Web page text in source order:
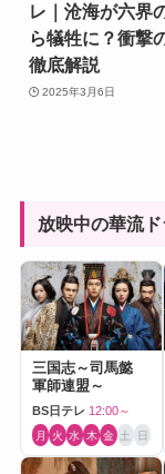
レ｜沧海が六界
ら犠牲に？衝撃
徹底解説
2025年3月6日
放映中の華流ド
三国志～司馬懿
軍師連盟～
BS日テレ 12:00～
月 火 水 木 金 土 日